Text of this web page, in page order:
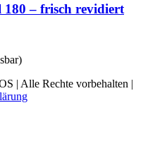
– frisch revidiert
| Alle Rechte vorbehalten |